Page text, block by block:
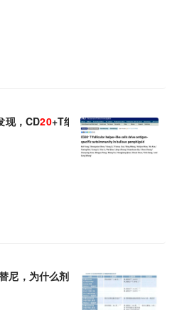
现，CD20+T细胞参与大疱性类天疱
尼，为什么剂量是240mg？标准剂量